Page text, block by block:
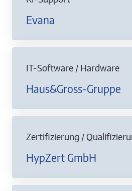
Evana
IT-Software / Hardware
Haus&Gross-Gruppe
Zertifizierung /
HypZert GmbH